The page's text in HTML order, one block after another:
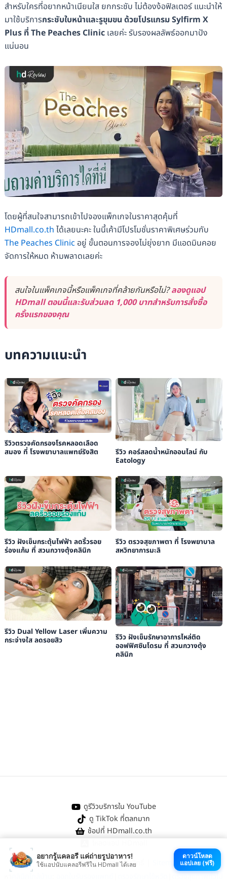
สำหรับใครที่อยากหน้าเนียนใส ยกกระชับ ไม่ต้องง้อฟิลเตอร์ แนะนำให้
มาใช้บริการกระชับใบหน้าและรูขุมขน ด้วยโปรแกรม Sylfirm X
Plus ที่ The Peaches Clinicเลยค่ะ รับรองผลลัพธ์ออกมาปัง
แน่นอน
โดยผู้ที่สนใจสามารถเข้าไปจองแพ็กเกจในราคาสุดคุ้มที่
HDmall.co.th ได้เลยนะคะ ในนี้เค้ามีโปรโมชั่นราคาพิเศษร่วมกับ
The Peaches Clinic อยู่ ขั้นตอนการจองไม่ยุ่งยาก มีแอดมินคอย
จัดการให้หมด ห้ามพลาดเลยค่ะ
สนใจในแพ็คเกจนี้หรือแพ็คเกจที่คล้ายกันหรือไม่?ลองดูแอป
HDmall ตอนนี้และรับส่วนลด 1,000 บาทสำหรับการสั่งซื้อ
ครั้งแรกของคุณ
บทความแนะนำ
รีวิวตรวจคัดกรองโรคหลอดเลือด
สมอง ที่ โรงพยาบาลแพทย์รังสิต
รีวิว คอร์สลดน้ำหนักออนไลน์ กับ
Eatology
รีวิว ฝังเข็มกระตุ้นไฟฟ้า ลดริ้วรอย
ร่องแก้ม ที่ สวนกวางตุ้งคลินิก
รีวิว ตรวจสุขภาพตา ที่ โรงพยาบาล
สหวิทยาการมะลิ
รีวิว Dual Yellow Laser เพิ่มความ
กระจ่างใส ลดรอยสิว
รีวิว ฝังเข็มรักษาอาการไหล่ติด
ออฟฟิศซินโดรม ที่ สวนกวางตุ้ง
คลินิก
ดูรีวิวบริการใน YouTube
ดู TikTok ที่ตลกมาก
ช้อปที่ HDmall.co.th
@ 2026 HDmall | สงวนลิขสิทธิ์ |
Sitemap
ตรวจสุขภาพทั่วไป
อยากรู้แคลอรี แค่ถ่ายรูปอาหาร!
ใช้แอปนับแคลอรีฟรีใน HDmall ได้เลย
ดาวน์โหลด
แอปเลย (ฟรี)